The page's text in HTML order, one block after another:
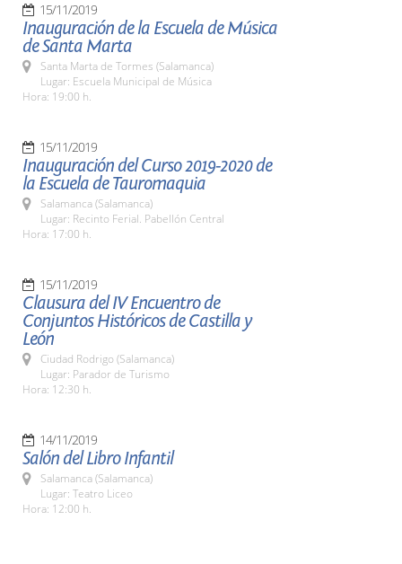
15/11/2019
Inauguración de la Escuela de Música
de Santa Marta
Santa Marta de Tormes (Salamanca)
Lugar: Escuela Municipal de Música
Hora: 19:00 h.
15/11/2019
Inauguración del Curso 2019-2020 de
la Escuela de Tauromaquia
Salamanca (Salamanca)
Lugar: Recinto Ferial. Pabellón Central
Hora: 17:00 h.
15/11/2019
Clausura del IV Encuentro de
Conjuntos Históricos de Castilla y
León
Ciudad Rodrigo (Salamanca)
Lugar: Parador de Turismo
Hora: 12:30 h.
14/11/2019
Salón del Libro Infantil
Salamanca (Salamanca)
Lugar: Teatro Liceo
Hora: 12:00 h.